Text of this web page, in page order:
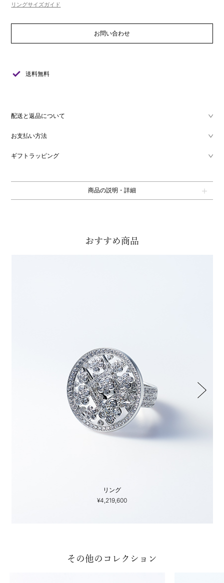
リングサイズガイド
お問い合わせ
check 送料無料
配送と返品について
お支払い方法
ギフトラッピング
商品の説明・詳細
おすすめ商品
リング
¥4,219,600
その他のコレクション